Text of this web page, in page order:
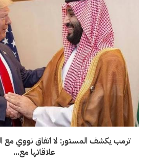
ترمب يكشف المستور: لا اتفاق نووي مع
علاقاتها مع...